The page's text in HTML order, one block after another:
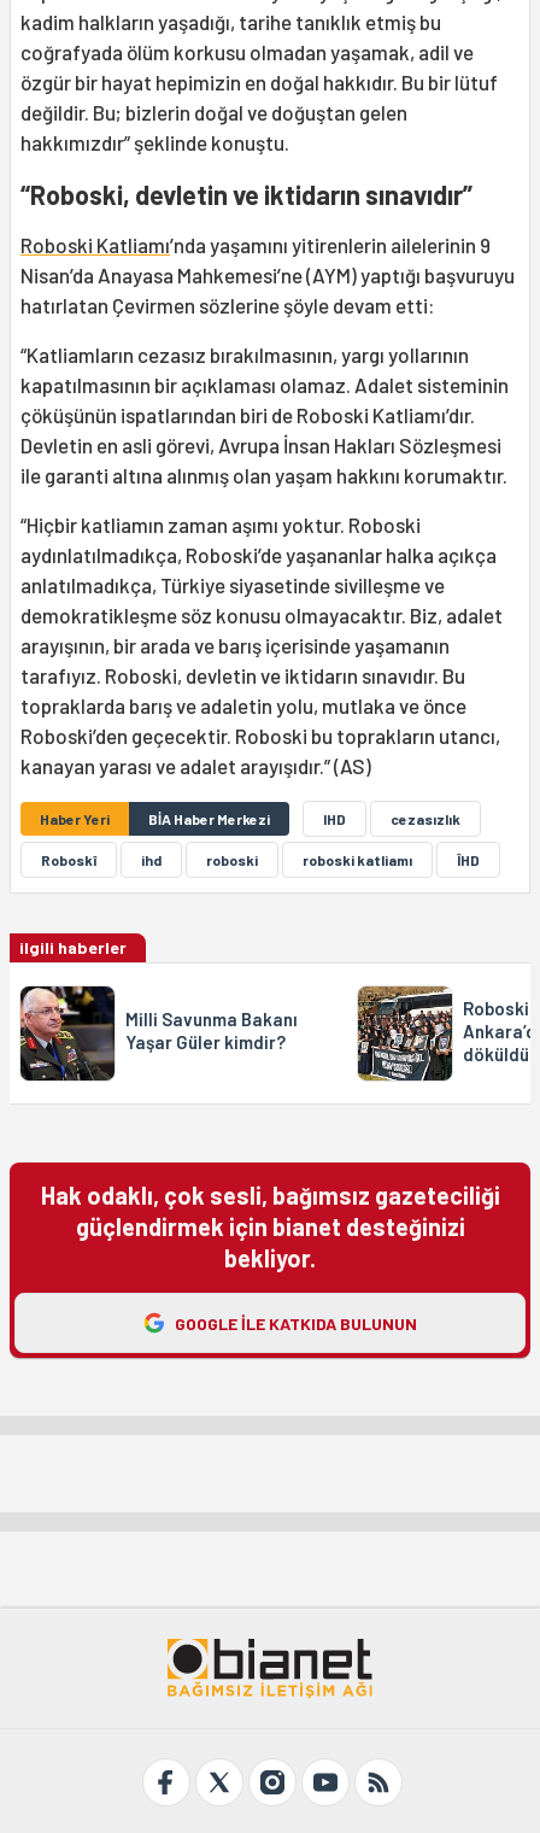
kadim halkların yaşadığı, tarihe tanıklık etmiş bu
coğrafyada ölüm korkusu olmadan yaşamak, adil ve
özgür bir hayat hepimizin en doğal hakkıdır. Bu bir lütuf
değildir. Bu; bizlerin doğal ve doğuştan gelen
hakkımızdır” şeklinde konuştu.
“Roboski, devletin ve iktidarın sınavıdır”
Roboski Katliamı’nda yaşamını yitirenlerin ailelerinin 9
Nisan’da Anayasa Mahkemesi’ne (AYM) yaptığı başvuruyu
hatırlatan Çevirmen sözlerine şöyle devam etti:
“Katliamların cezasız bırakılmasının, yargı yollarının
kapatılmasının bir açıklaması olamaz. Adalet sisteminin
çöküşünün ispatlarından biri de Roboski Katliamı’dır.
Devletin en asli görevi, Avrupa İnsan Hakları Sözleşmesi
ile garanti altına alınmış olan yaşam hakkını korumaktır.
“Hiçbir katliamın zaman aşımı yoktur. Roboski
aydınlatılmadıkça, Roboski’de yaşananlar halka açıkça
anlatılmadıkça, Türkiye siyasetinde sivilleşme ve
demokratikleşme söz konusu olmayacaktır. Biz, adalet
arayışının, bir arada ve barış içerisinde yaşamanın
tarafıyız. Roboski, devletin ve iktidarın sınavıdır. Bu
topraklarda barış ve adaletin yolu, mutlaka ve önce
Roboski’den geçecektir. Roboski bu toprakların utancı,
kanayan yarası ve adalet arayışıdır.” (AS)
Haber Yeri BİA Haber Merkezi IHD cezasızlık
Roboskî ihd roboski roboski katliamı ÎHD
ilgili haberler
Milli Savunma Bakanı
Yaşar Güler kimdir?
döküldü
Hak odaklı, çok sesli, bağımsız gazeteciliği
güçlendirmek için bianet desteğinizi
bekliyor.
GOOGLE ILE KATKIDA BULUNUN